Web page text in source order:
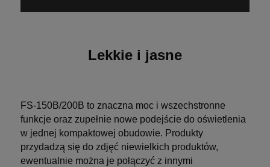
Lekkie i jasne
FS-150B/200B to znaczna moc i wszechstronne
funkcje oraz zupełnie nowe podejście do oświetlenia
w jednej kompaktowej obudowie. Produkty
przydadzą się do zdjęć niewielkich produktów,
ewentualnie można je połączyć z innymi